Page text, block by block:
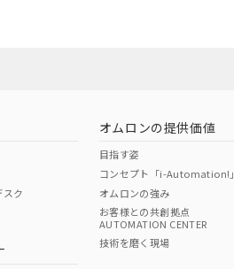
へ
ク
オムロンの提供価値
目指す姿
コンセプト「i-Automation!」
オムロンの強み
お客様との共創拠点
AUTOMATION CENTER
技術を磨く現場